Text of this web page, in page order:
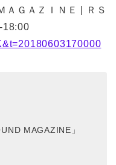
ＧＡＺＩＮＥ | ＲＳ
18:00
MAGAZINE」